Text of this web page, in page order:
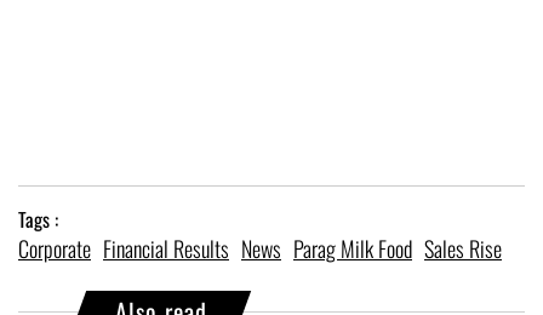
Tags :
Corporate Financial Results News Parag Milk Food Sales Rise